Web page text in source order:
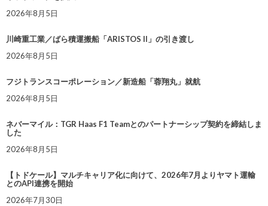
2026年8月5日
川崎重工業／ばら積運搬船「ARISTOS II」の引き渡し
2026年8月5日
フジトランスコーポレーション／新造船「蓉翔丸」就航
2026年8月5日
ネバーマイル：TGR Haas F1 Teamとのパートナーシップ契約を締結しま
した
2026年8月5日
【トドケール】マルチキャリア化に向けて、2026年7月よりヤマト運輸
とのAPI連携を開始
2026年7月30日